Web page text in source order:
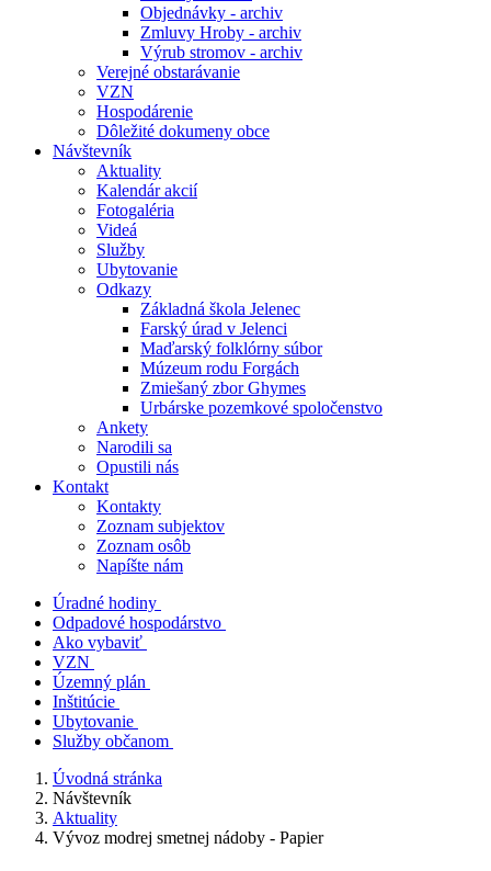
Objednávky - archiv
Zmluvy Hroby - archiv
Výrub stromov - archiv
Verejné obstarávanie
VZN
Hospodárenie
Dôležité dokumeny obce
Návštevník
Aktuality
Kalendár akcií
Fotogaléria
Videá
Služby
Ubytovanie
Odkazy
Základná škola Jelenec
Farský úrad v Jelenci
Maďarský folklórny súbor
Múzeum rodu Forgách
Zmiešaný zbor Ghymes
Urbárske pozemkové spoločenstvo
Ankety
Narodili sa
Opustili nás
Kontakt
Kontakty
Zoznam subjektov
Zoznam osôb
Napíšte nám
Úradné hodiny
Odpadové hospodárstvo
Ako vybaviť
VZN
Územný plán
Inštitúcie
Ubytovanie
Služby občanom
Úvodná stránka
Návštevník
Aktuality
Vývoz modrej smetnej nádoby - Papier